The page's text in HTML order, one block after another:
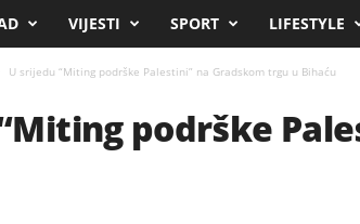
VIJESTI SPORT LIFESTYLE
U srijedu “Miting podrške Palestini” na Gradskom trgu u Bihaću
podrške